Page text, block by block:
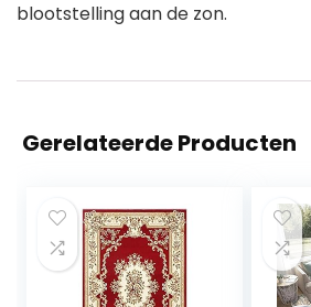
blootstelling aan de zon.
Gerelateerde Producten